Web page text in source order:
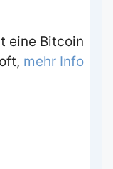
eine Bitcoin
mehr Info